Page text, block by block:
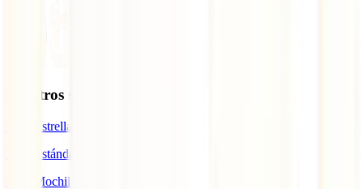
Nuestros seguros
IATI Estrella
IATI Estándar
IATI Mochilero